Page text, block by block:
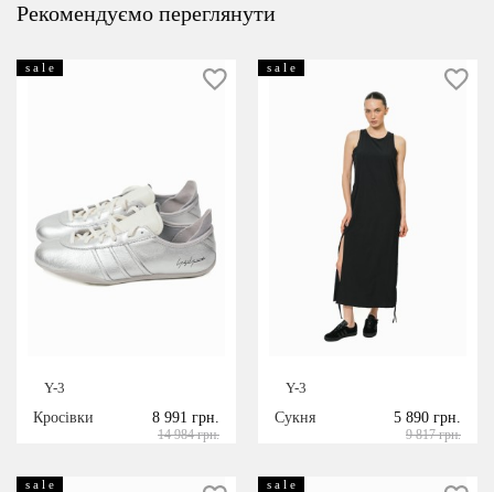
Рекомендуємо переглянути
s a l e
Y-3
Кросівки
8 991 грн.
14 984 грн.
s a l e
Y-3
Сукня
5 890 грн.
9 817 грн.
s a l e s a l e